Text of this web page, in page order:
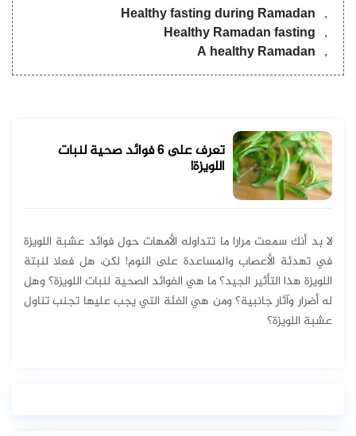
Healthy fasting during Ramadan
Healthy Ramadan fasting
A healthy Ramadan
تعرف على 6 فوائد صحية لنبات
اللويزة!
لا بد أنك سمعت مرارا ما تتداوله الأمهات حول فوائد عشبة اللويزة
في تهدئة الأعصاب والمساعدة على النوم! لكن، هل فعلا لنبتة
اللويزة هذا التأثير الجيد؟ ما هي الفوائد الصحية لنبات اللويزة؟ وهل
له أضرار وآثار جانبية؟ ومن هي الفئة التي يجب عليها تجنب تناول
عشبة اللويزة؟